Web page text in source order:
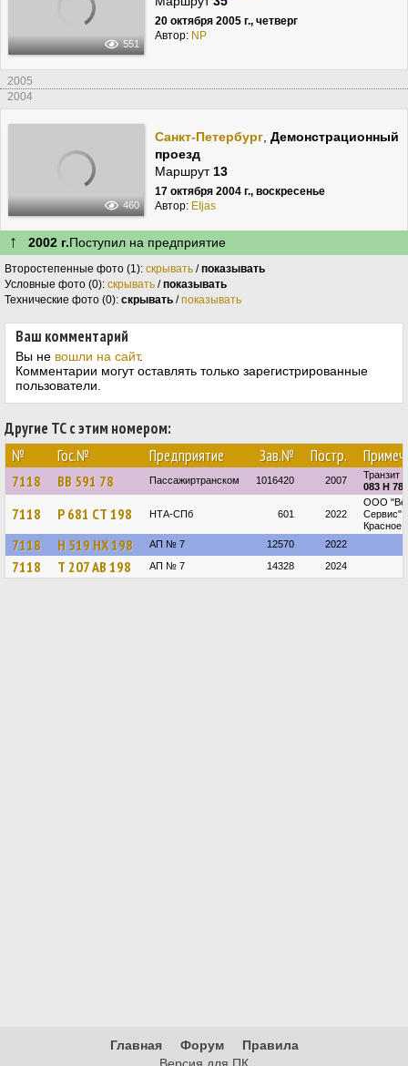
551
20 октября 2005 г., четверг
Автор: NP
2005
2004
460
Санкт-Петербург, Демонстрационный
проезд
Маршрут 13
17 октября 2004 г., воскресенье
Автор: EIjas
↑ 2002 г.Поступил на предприятие
Второстепенные фото (1): скрывать /показывать
Условные фото (0): скрывать /показывать
Технические фото (0): скрывать /показывать
Ваш комментарий
Вы не вошли на сайт.
Комментарии могут оставлять только зарегистрированные
пользователи.
Другие ТС с этим номером:
№
Гос.№ Предприятие Зав.№ Постр.
7118 ВВ 591 78 Пассажиртранском 1016420 2007 Транзит
083 Н 78
7118 Р 681 СТ 198 НТА-СПб 601 2022
ООО
Сервис",
Красное
7118 Н 519 НХ 198 АП № 7 12570 2022
7118 Т 207 АВ 198 АП № 7 14328 2024
Главная Форум
Правила